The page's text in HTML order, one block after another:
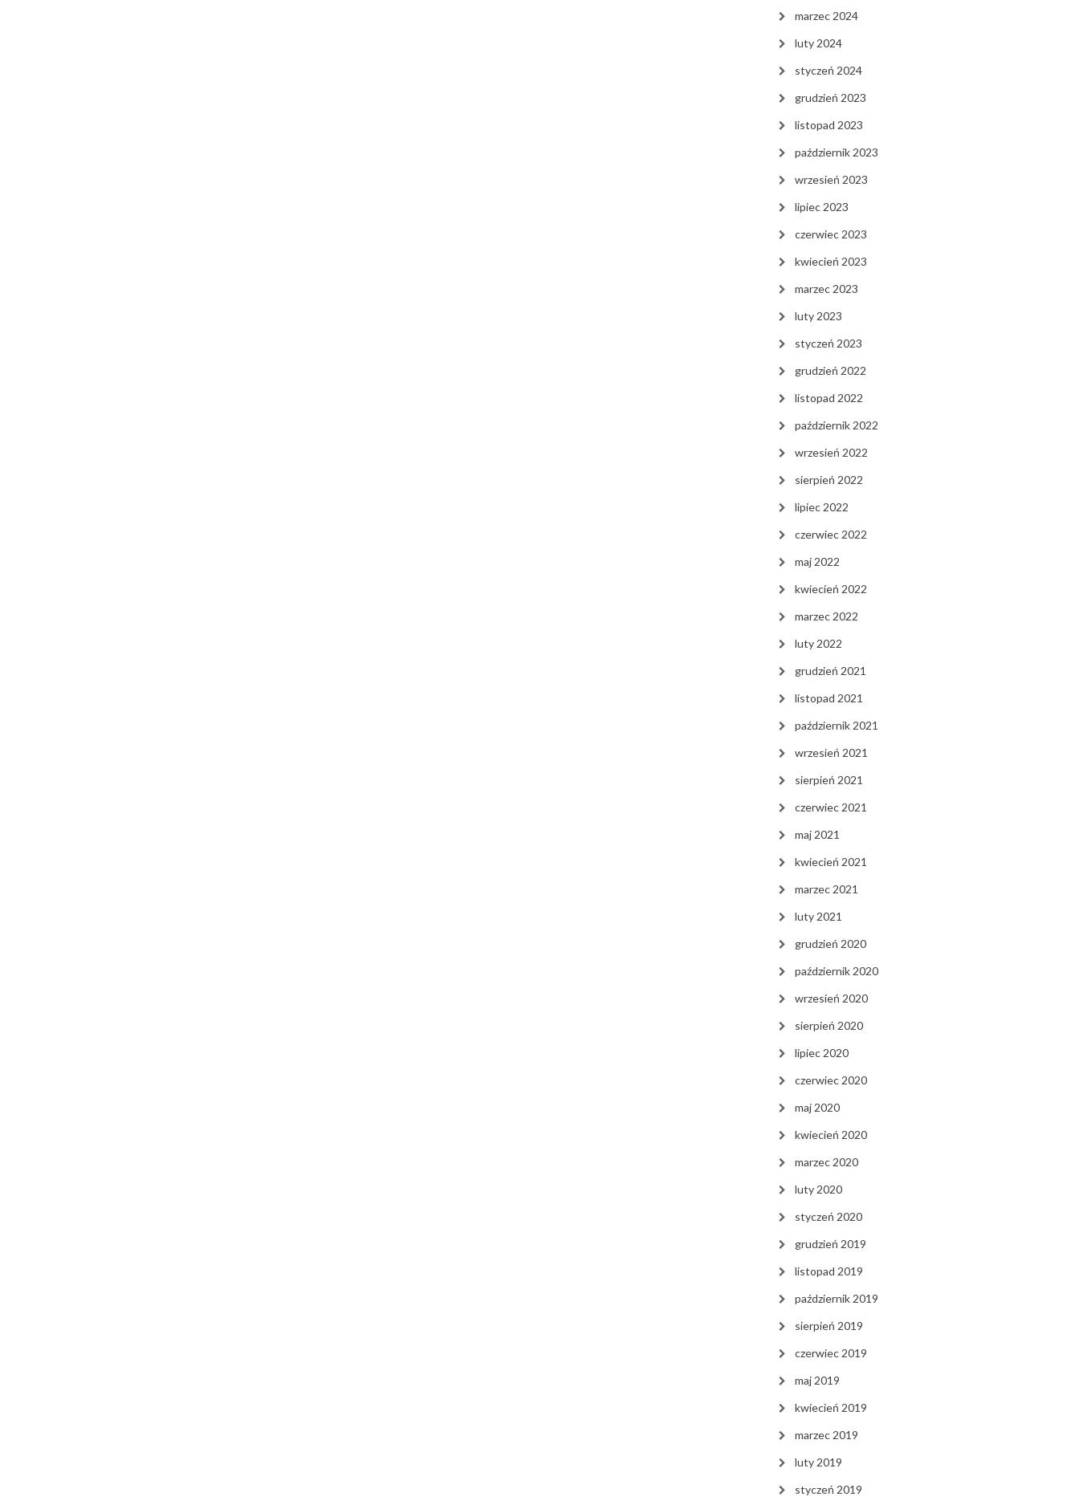
marzec 2024
luty 2024
styczeń 2024
grudzień 2023
listopad 2023
październik 2023
wrzesień 2023
lipiec 2023
czerwiec 2023
kwiecień 2023
marzec 2023
luty 2023
styczeń 2023
grudzień 2022
listopad 2022
październik 2022
wrzesień 2022
sierpień 2022
lipiec 2022
czerwiec 2022
maj 2022
kwiecień 2022
marzec 2022
luty 2022
grudzień 2021
listopad 2021
październik 2021
wrzesień 2021
sierpień 2021
czerwiec 2021
maj 2021
kwiecień 2021
marzec 2021
luty 2021
grudzień 2020
październik 2020
wrzesień 2020
sierpień 2020
lipiec 2020
czerwiec 2020
maj 2020
kwiecień 2020
marzec 2020
luty 2020
styczeń 2020
grudzień 2019
listopad 2019
październik 2019
sierpień 2019
czerwiec 2019
maj 2019
kwiecień 2019
marzec 2019
luty 2019
styczeń 2019